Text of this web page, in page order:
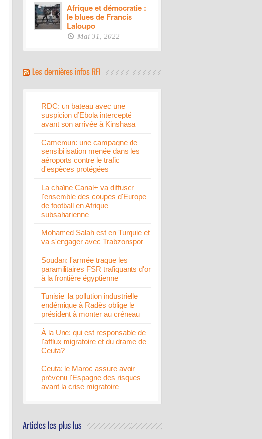
Afrique et démocratie :
le blues de Francis
Laloupo
Mai 31, 2022
RDC: un bateau avec une
suspicion d’Ebola intercepté
avant son arrivée à Kinshasa
Cameroun: une campagne de
sensibilisation menée dans les
aéroports contre le trafic
d'espèces protégées
La chaîne Canal+ va diffuser
l'ensemble des coupes d'Europe
de football en Afrique
subsaharienne
Mohamed Salah est en Turquie et
va s'engager avec Trabzonspor
Soudan: l'armée traque les
paramilitaires FSR trafiquants d'or
à la frontière égyptienne
Tunisie: la pollution industrielle
endémique à Radès oblige le
président à monter au créneau
À la Une: qui est responsable de
l'afflux migratoire et du drame de
Ceuta?
Ceuta: le Maroc assure avoir
prévenu l'Espagne des risques
avant la crise migratoire